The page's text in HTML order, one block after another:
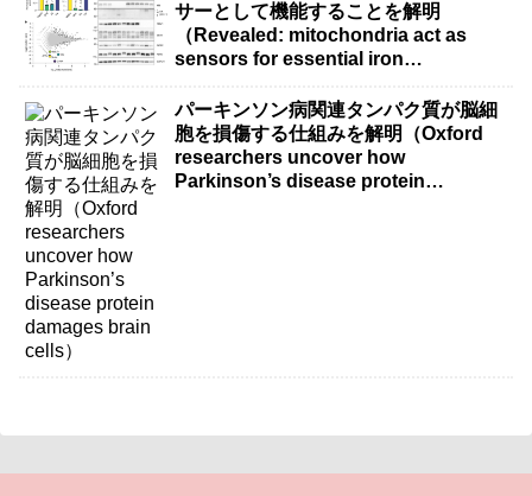
サーとして機能することを解明
（Revealed: mitochondria act as
sensors for essential iron
パーキンソン病関連タンパク質が脳細
胞を損傷する仕組みを解明（Oxford
researchers uncover how
Parkinson’s disease protein